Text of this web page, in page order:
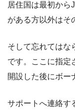
居住国は最初から
がある方以外はそ
そして忘れてはな
です。ここに指定
開設した後にボー
サポートへ連絡す